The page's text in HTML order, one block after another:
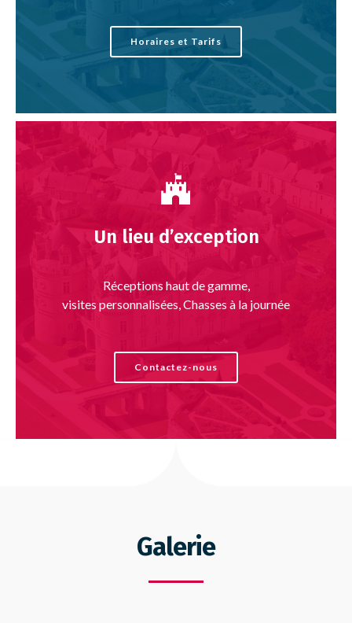
Horaires et Tarifs
Un lieu d’exception
Réceptions haut de gamme,
visites personnalisées, Chasses à la journée
Contactez-nous
Galerie